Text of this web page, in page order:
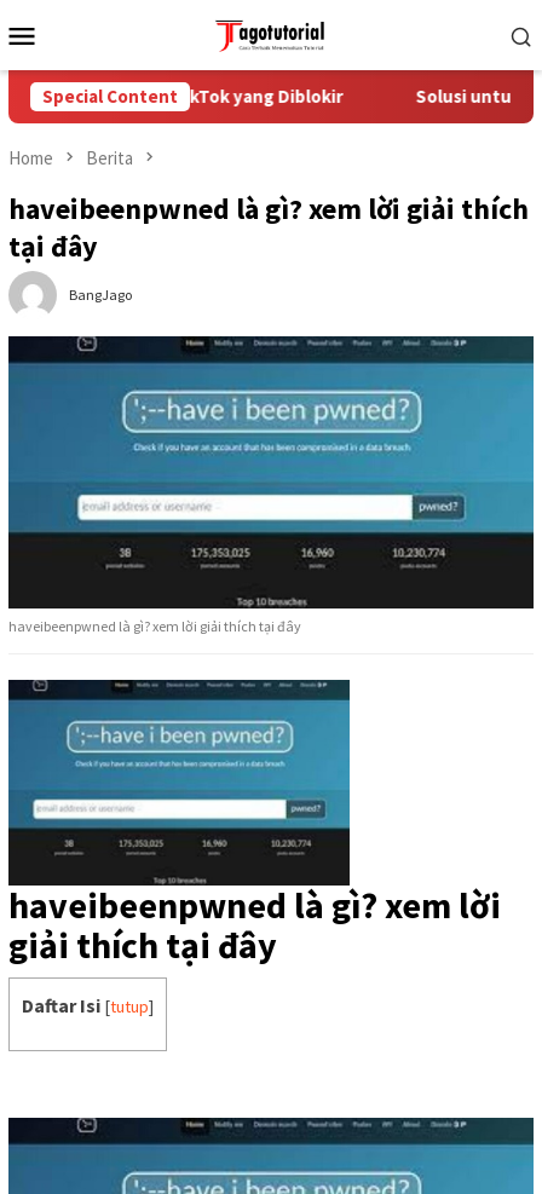
to
Menu
Special Content
Akun TikTok yang Diblokir Solusi untuk Akun
Home Berita
haveibeenpwned là gì? xem lời giải thích
tại đây
BangJago
haveibeenpwned là gì? xem lời giải thích tại đây
haveibeenpwned là gì? xem lời
giải thích tại đây
Daftar Isi [tutup]